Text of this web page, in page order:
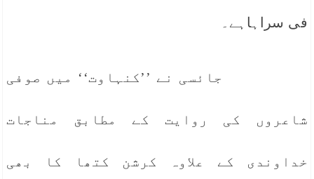
فی سراہاہے۔
جائسی نے ’’کنہاوت‘‘ میں صوفی
شاعروں کی روایت کے مطابق مناجات
خداوندی کے علاوہ کرشن کتھا کا بھی